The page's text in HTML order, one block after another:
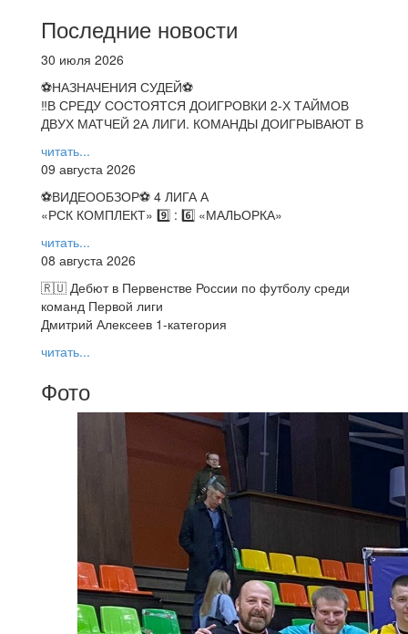
Последние новости
30 июля 2026
⚽НАЗНАЧЕНИЯ СУДЕЙ⚽
‼В СРЕДУ СОСТОЯТСЯ ДОИГРОВКИ 2-Х ТАЙМОВ
ДВУХ МАТЧЕЙ 2А ЛИГИ. КОМАНДЫ ДОИГРЫВАЮТ В
читать...
09 августа 2026
⚽️ВИДЕООБЗОР⚽️ 4 ЛИГА А
«РСК КОМПЛЕКТ» 9️⃣ : 6️⃣ «МАЛЬОРКА»
читать...
08 августа 2026
🇷🇺 Дебют в Первенстве России по футболу среди
команд Первой лиги
Дмитрий Алексеев 1-категория
читать...
Фото